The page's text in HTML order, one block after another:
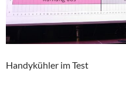
Handykühler im Test